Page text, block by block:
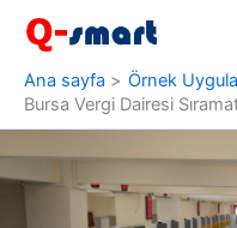
İçeriğe
atla
Ana sayfa
Örnek
Bursa Vergi Dairesi